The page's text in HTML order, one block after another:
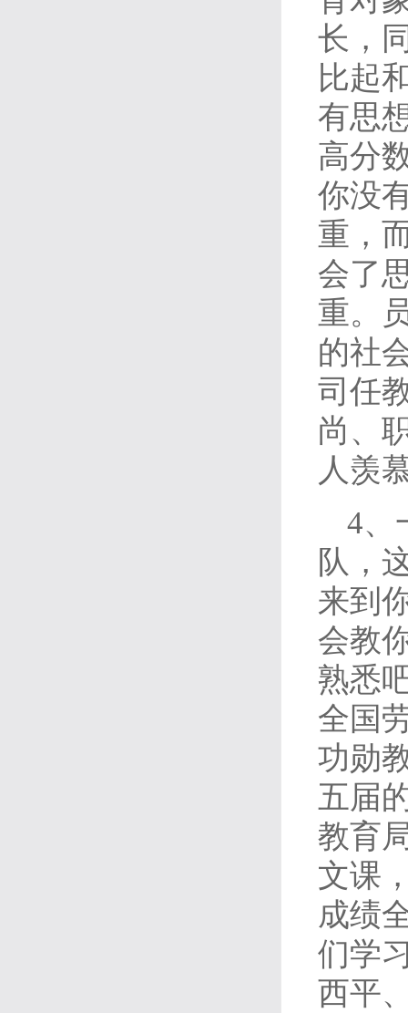
长，
比起
有思
高分
你没
重，
会了
重。
的社
司任
尚、
人羡
4、
队，
来到
会教
熟悉
全国
功勋
五届
教育
文课
成绩
们学
西平